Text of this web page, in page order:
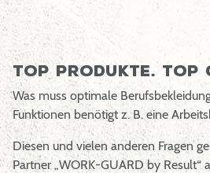
Top Produkte. Top
Was muss optimale
Funktionen benötigt z. B. eine
Diesen und vielen anderen Fragen
Partner „WORK-GUARD by Result“